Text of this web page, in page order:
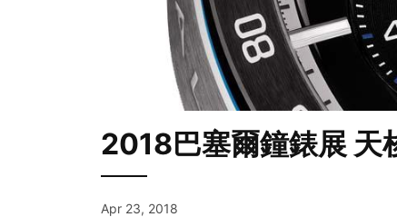
2018巴塞爾鐘錶展 天
Apr 23, 2018